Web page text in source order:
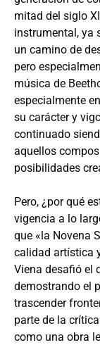
mitad del siglo
instrumental, ya
un camino de
pero
música de
especialmente
su carácter y
continuado
aquellos
posibilidades
Pero, ¿por qué
vigencia a lo
que «la Novena
calidad artística
Viena desafió el
demostrando el
trascender
parte de la
como una obra